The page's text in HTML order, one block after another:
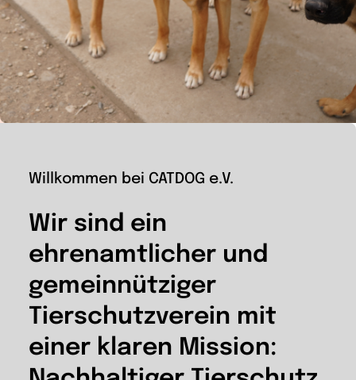
Wir
Warenkorb
Willkommen bei CATDOG e.V.
Wir sind ein
ehrenamtlicher und
gemeinnütziger
Tierschutzverein mit
einer klaren Mission: